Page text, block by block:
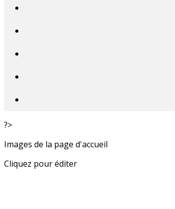
?>
Images de la page d'accueil
Cliquez pour éditer